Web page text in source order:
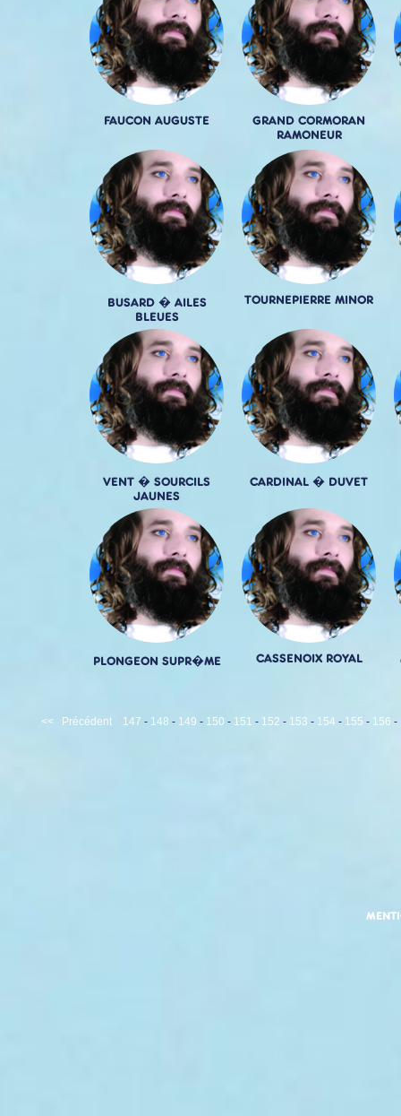
FAUCON AUGUSTE
GRAND CORMORAN
RAMONEUR
BUSARD � AILES
BLEUES
TOURNEPIERRE MINOR
VENT � SOURCILS
JAUNES
CARDINAL � DUVET
PLONGEON SUPR�ME CASSENOIX ROYAL
<< Précédent 147 - 148 - 149 - 150 - 151 - 152 - 153 - 154 - 155 - 156 -